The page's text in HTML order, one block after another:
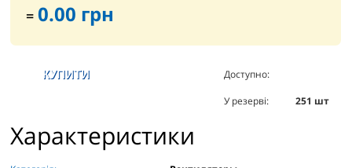
=0.00 грн
Доступно:
У резерві:
251 шт
Характеристики